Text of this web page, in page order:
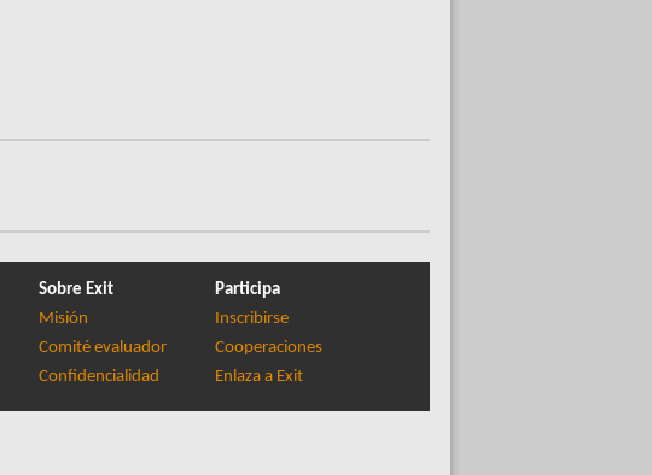
Sobre Exit
Misión
Comité evaluador
Confidencialidad
Participa
Inscribirse
Cooperaciones
Enlaza a Exit